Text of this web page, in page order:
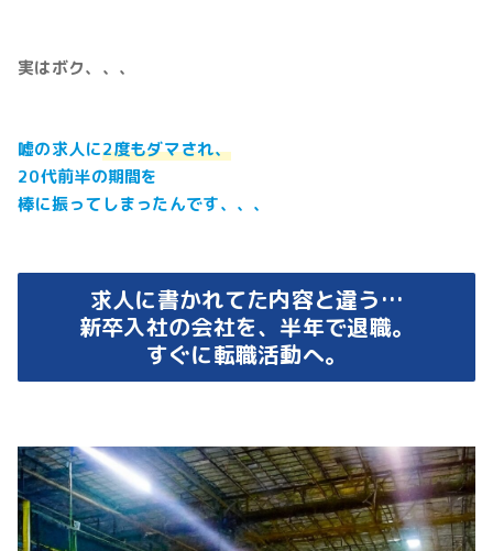
実はボク、、、
嘘の求人に2度もダマされ、
20代前半の期間を
棒に振ってしまったんです、、、
求人に書かれてた内容と違う…
新卒入社の会社を、半年で退職。
すぐに転職活動へ。